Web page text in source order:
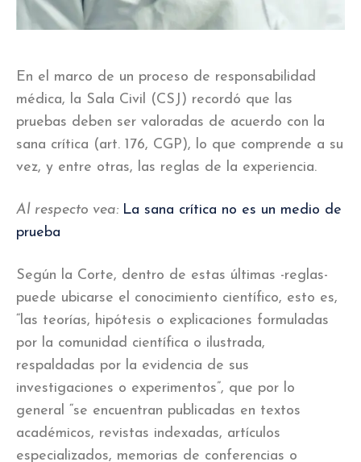
En el marco de un proceso de responsabilidad
médica, la Sala Civil (CSJ) recordó que las
pruebas deben ser valoradas de acuerdo con la
sana crítica (art. 176, CGP), lo que comprende a su
vez, y entre otras, las reglas de la experiencia.
Al respecto vea: La sana crítica no es un medio de
prueba
Según la Corte, dentro de estas últimas -reglas-
puede ubicarse el conocimiento científico, esto es,
“las teorías, hipótesis o explicaciones formuladas
por la comunidad científica o ilustrada,
respaldadas por la evidencia de sus
investigaciones o experimentos”, que por lo
general “se encuentran publicadas en textos
académicos, revistas indexadas, artículos
especializados, memorias de conferencias o